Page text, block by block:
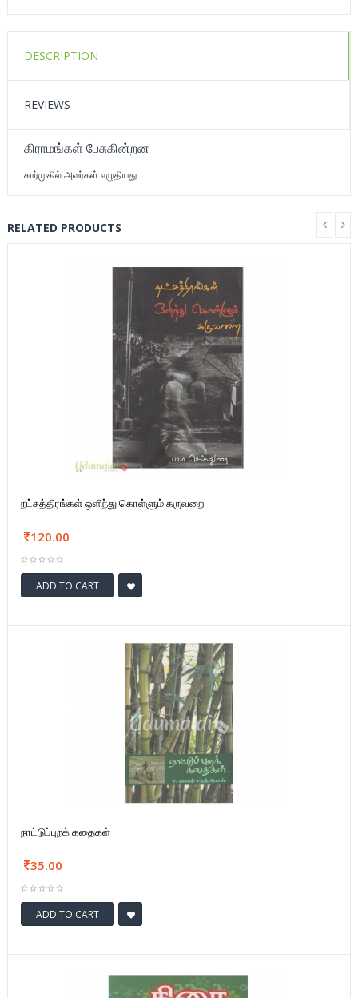
DESCRIPTION
REVIEWS
கிராமங்கள் பேசுகின்றன
கார்முகில் அவர்கள் எழுதியது
RELATED PRODUCTS
நட்சத்திரங்கள் ஒளிந்து கொள்ளும் கருவறை
120.00
ADD TO CART
நாட்டுப்புறக் கதைகள்
35.00
ADD TO CART